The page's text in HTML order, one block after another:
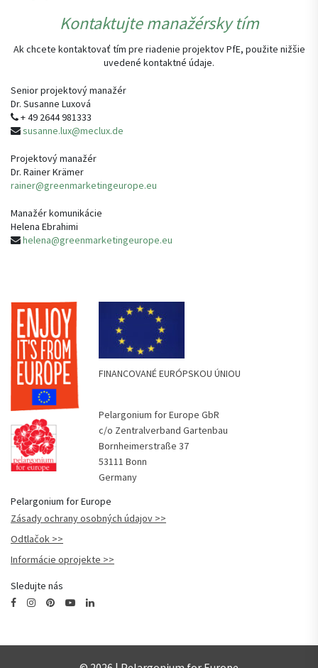
Kontaktujte manažérsky tím
Ak chcete kontaktovať tím pre riadenie projektov PfE, použite nižšie
uvedené kontaktné údaje.
Senior projektový manažér
Dr. Susanne Luxová
+ 49 2644 981333
susanne.lux@meclux.de
Projektový manažér
Dr. Rainer Krämer
rainer@greenmarketingeurope.eu
Manažér komunikácie
Helena Ebrahimi
helena@greenmarketingeurope.eu
FINANCOVANÉ EURÓPSKOU ÚNIOU
Pelargonium for Europe GbR
c/o Zentralverband Gartenbau
Bornheimerstraße 37
53111 Bonn
Germany
Pelargonium for Europe
Zásady ochrany osobných údajov
Odtlačok
Informácie oprojekte
Sledujte nás